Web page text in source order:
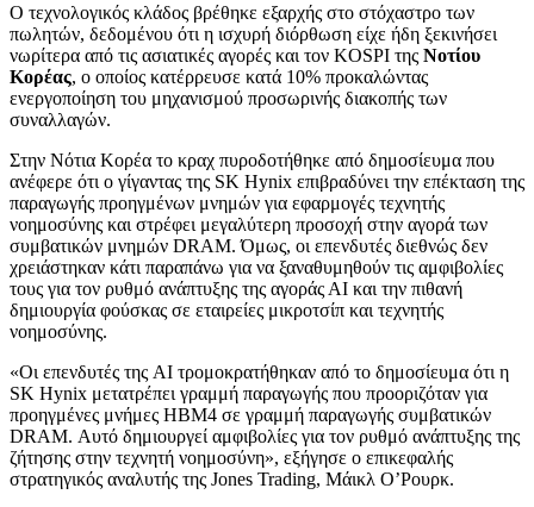
Ο τεχνολογικός κλάδος βρέθηκε εξαρχής στο στόχαστρο των
πωλητών, δεδομένου ότι η ισχυρή διόρθωση είχε ήδη ξεκινήσει
νωρίτερα από τις ασιατικές αγορές και τον KOSPI της Νοτίου
Κορέας, ο οποίος κατέρρευσε κατά 10% προκαλώντας
ενεργοποίηση του μηχανισμού προσωρινής διακοπής των
συναλλαγών.
Στην Νότια Κορέα το κραχ πυροδοτήθηκε από δημοσίευμα που
ανέφερε ότι ο γίγαντας της SK Hynix επιβραδύνει την επέκταση της
παραγωγής προηγμένων μνημών για εφαρμογές τεχνητής
νοημοσύνης και στρέφει μεγαλύτερη προσοχή στην αγορά των
συμβατικών μνημών DRAM. Όμως, οι επενδυτές διεθνώς δεν
χρειάστηκαν κάτι παραπάνω για να ξαναθυμηθούν τις αμφιβολίες
τους για τον ρυθμό ανάπτυξης της αγοράς ΑΙ και την πιθανή
δημιουργία φούσκας σε εταιρείες μικροτσίπ και τεχνητής
νοημοσύνης.
«Οι επενδυτές της AI τρομοκρατήθηκαν από το δημοσίευμα ότι η
SK Hynix μετατρέπει γραμμή παραγωγής που προοριζόταν για
προηγμένες μνήμες HBM4 σε γραμμή παραγωγής συμβατικών
DRAM. Αυτό δημιουργεί αμφιβολίες για τον ρυθμό ανάπτυξης της
ζήτησης στην τεχνητή νοημοσύνη», εξήγησε ο επικεφαλής
στρατηγικός αναλυτής της Jones Trading, Μάικλ Ο’Ρουρκ.